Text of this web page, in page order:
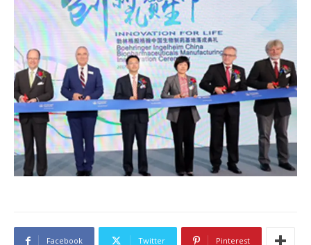
Facebook Twitter Pinterest